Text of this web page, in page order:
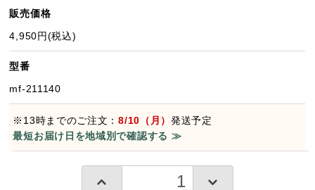
販売価格
4,950円(税込)
型番
mf-211140
※13時までのご注文：8/10（月）発送予定
最短お届け日を地域別で確認する ≫